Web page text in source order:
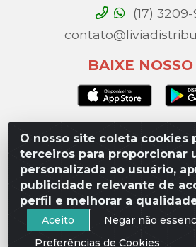
O nosso site coleta cookies
terceiros para proporcionar
personalizada ao usuário,
publicidade relevante de
perfil e melhorar a
Aceito
Negar não
Preferências de Cookies
(17)
BAIXE
Lívia Distribuidora - Av. Percy
Toninho, São José do Rio Preto
000 - CNPJ